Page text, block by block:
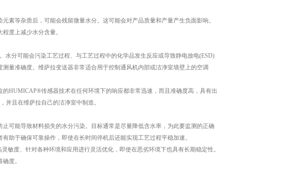
等杂质后，可能会残留微量水分。这可能会对产品质量和产量产生负面影响。
度上减少水分含量。
分可能会污染工艺过程、与工艺过程中的化学品发生反应或导致静电放电(ESD)
量准确度。维萨拉变送器非常适合用于控制通风机内部或洁净室墙壁上的空调
传感器技术在任何环境下的响应都非常迅速，而且准确度高，具有出
且在维萨拉自己的洁净室中制造。
能导致材料损失的水分污染。目标通常是尽量降低含水率，为此要监测的正确
助于确保可靠操作，即使在长时间停机后还能实现工艺过程平稳加速。
度、针对各种环境和应用进行灵活优化，即使在恶劣环境下也具有长期稳定性。
度。